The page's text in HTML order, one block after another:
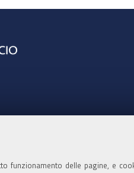
funzionamento delle pagine, e